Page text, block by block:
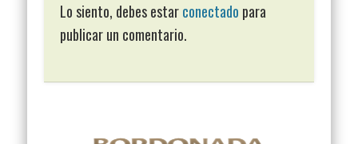
Lo siento, debes estarconectado para
publicar un comentario.